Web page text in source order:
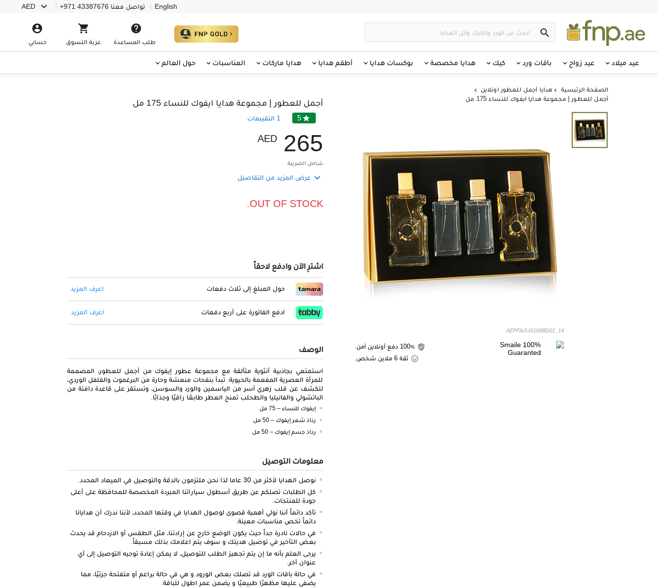
English تواصل معنا +971 43387676
AED 


طلب المساعدة

عربة التسوق

حسابي
عيد ميلاد عيد زواج باقات ورد كيك هدايا مخصصة بوكسات هدايا أطقم هدايا هدايا ماركات المناسبات حول العالم
الصفحة الرئيسية  هدايا أجمل للعطور اونلاين 
أجمل للعطور | مجموعة هدايا ايفوك للنساء 175 مل
AEPFAJUX100BD01_14
ثقة 6 ملاين شخص.
أجمل للعطور | مجموعة هدايا ايفوك للنساء 175 مل
5
1 التقييمات
AED 265
شامل الضريبة
 عرض المزيد من التفاصيل
OUT OF STOCK.
اشترِ الآن وادفع لاحقاً
حول المبلغ إلى ثلاث دفعات اعرف المزيد
ادفع الفاتورة على أربع دفعات اعرف المزيد
الوصف
استمتعي بجاذبية أنثوية متألقة مع مجموعة عطور إيفوك من أجمل للعطور، المصممة
للمرأة العصرية المفعمة بالحيوية. تبدأ بنفحات منعشة وحارة من البرغموت والفلفل الوردي،
لتكشف عن قلب زهري آسر من الياسمين والورد والسوسن، وتستقر على قاعدة دافئة من
الباتشولي والفانيليا والطحلب تمنح العطر طابعًا راقيًا وجذابًا.
إيفوك للنساء – 75 مل
رذاذ شعر إيفوك – 50 مل
رذاذ جسم إيفوك – 50 مل
معلومات التوصيل
نوصل الهدايا لأكثر من 30 عاما لذا نحن ملتزمون بالدقة والتوصيل في الميعاد المحدد.
كل الطلبات تصلكم عن طريق أسطول سياراتنا المبردة المخصصة للمحافظة على أعلى
جودة للمنتجات.
تأكد دائماً أننا نولي أهمية قصوى لوصول الهدايا في وقتها المحدد، لأننا ندرك أن هدايانا
دائماً تخص مناسبات معينة.
في حالات نادرة جداً حيث يكون الوضع خارج عن إرادتنا، مثل الطقس أو الازدحام قد يحدث
بعض التأخير في توصيل هديتك و سوف يتم اعلامك بذلك مسبقاً.
يرجى العلم بأنه ما إن يتم تجهيز الطلب للتوصيل، لا يمكن إعادة توجيه التوصيل إلى أي
عنوان آخر.
في حالة باقات الورد قد تصلك بعض الورود و هي في حالة براعم أو متفتحة جزئيًا، مما
يضفي عليها مظهرًا طبيعيًا و يضمن عمر اطول للباقة.